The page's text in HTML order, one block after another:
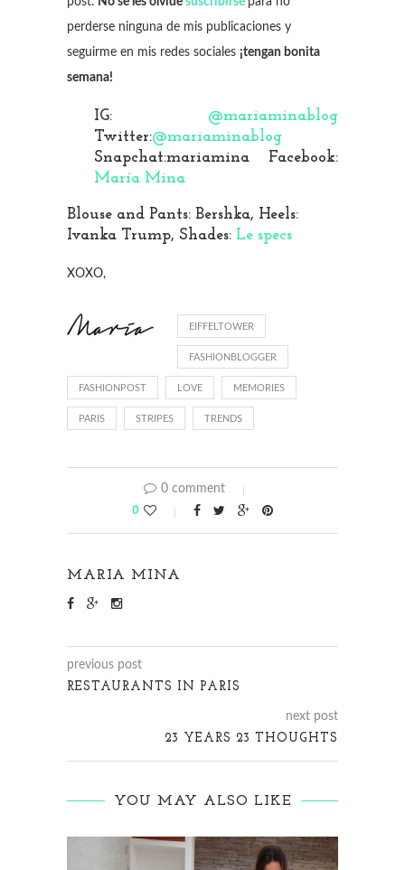
perderse ninguna de mis publicaciones y
seguirme en mis redes sociales ¡tengan bonita
semana!
IG: @mariaminablog
Twitter:@mariaminablog
Snapchat:mariamina Facebook:
María Mina
Blouse and Pants: Bershka, Heels:
Ivanka Trump, Shades: Le specs
XOXO,
EIFFELTOWER
FASHIONBLOGGER
FASHIONPOST LOVE MEMORIES
PARIS STRIPES TRENDS
0 comment
0
MARIA MINA
previous post
RESTAURANTS IN PARIS
next post
23 YEARS 23 THOUGHTS
YOU MAY ALSO LIKE